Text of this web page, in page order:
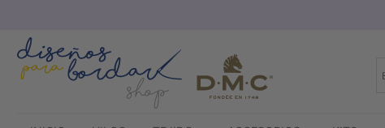
contenido